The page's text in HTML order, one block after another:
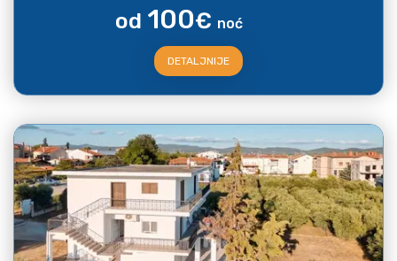
od 100€ noć
DETALJNIJE